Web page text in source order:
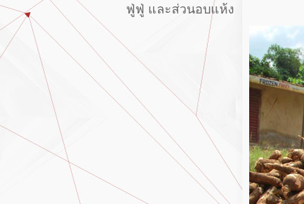
ฟู่ฟู่ และส่วนอบแห้ง